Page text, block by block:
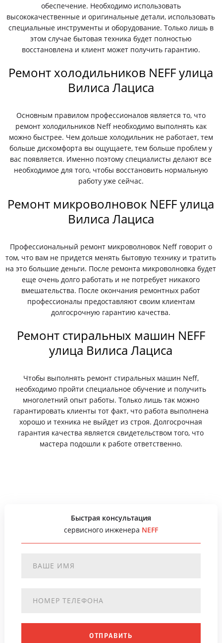
обеспечение. Необходимо использовать
высококачественные и оригинальные детали, использовать
специальные инструменты и оборудование. Только лишь в
этом случае бытовая техника будет полностью
восстановлена и клиент может получить гарантию.
Ремонт холодильников NEFF улица
Вилиса Лациса
Основным правилом профессионалов является то, что
ремонт холодильников Neff необходимо выполнять как
можно быстрее. Чем дольше холодильник не работает, тем
больше дискомфорта вы ощущаете, тем больше проблем у
вас появляется. Именно поэтому специалисты делают все
необходимое для того, чтобы восстановить нормальную
работу уже сейчас.
Ремонт микроволновок NEFF улица
Вилиса Лациса
Профессиональный ремонт микроволновок Neff говорит о
том, что вам не придется менять бытовую технику и тратить
на это большие деньги. После ремонта микроволновка будет
еще очень долго работать и не потребует никакого
вмешательства. После окончания ремонтных работ
профессионалы предоставляют своим клиентам
долгосрочную гарантию качества.
Ремонт стиральных машин NEFF
улица Вилиса Лациса
Чтобы выполнять ремонт стиральных машин Neff,
необходимо пройти специальное обучение и получить
многолетний опыт работы. Только лишь так можно
гарантировать клиенты тот факт, что работа выполнена
хорошо и техника не выйдет из строя. Долгосрочная
гарантия качества является свидетельством того, что
мастера подошли к работе ответственно.
Быстрая консультация
сервисного инженера NEFF
ОТПРАВИТЬ